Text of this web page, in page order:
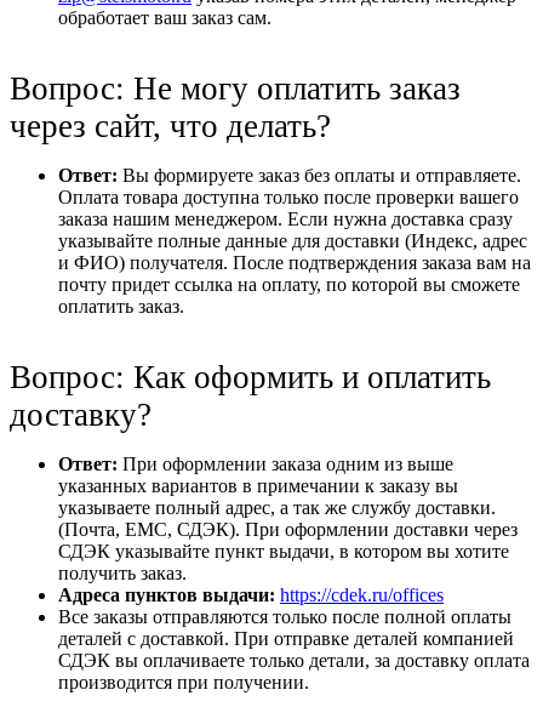
обработает ваш заказ сам.
Вопрос: Не могу оплатить заказ
через сайт, что делать?
Ответ: Вы формируете заказ без оплаты и отправляете.
Оплата товара доступна только после проверки вашего
заказа нашим менеджером. Если нужна доставка сразу
указывайте полные данные для доставки (Индекс, адрес
и ФИО) получателя. После подтверждения заказа вам на
почту придет ссылка на оплату, по которой вы сможете
оплатить заказ.
Вопрос: Как оформить и оплатить
доставку?
Ответ: При оформлении заказа одним из выше
указанных вариантов в примечании к заказу вы
указываете полный адрес, а так же службу доставки.
(Почта, ЕМС, СДЭК). При оформлении доставки через
СДЭК указывайте пункт выдачи, в котором вы хотите
получить заказ.
Адреса пунктов выдачи: https://cdek.ru/offices
Все заказы отправляются только после полной оплаты
деталей с доставкой. При отправке деталей компанией
СДЭК вы оплачиваете только детали, за доставку оплата
производится при получении.